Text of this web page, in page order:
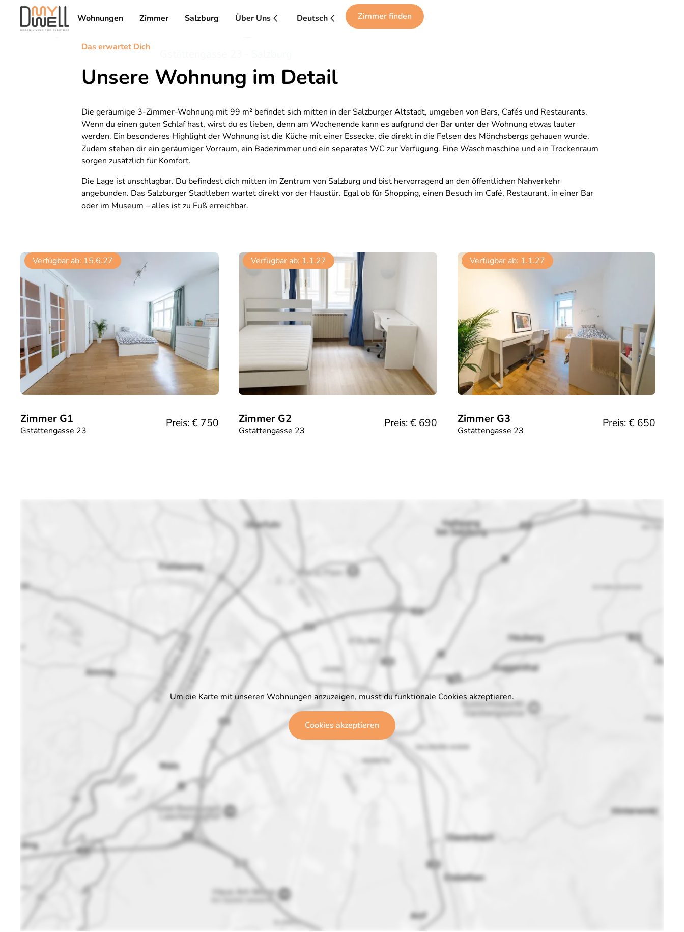
Wohnungen Zimmer Salzburg Über Uns Deutsch Zimmer finden
City Pulse :Co-Living für Nachteulen
Das erwartet Dich
Unsere Wohnung im Detail
Die geräumige 3-Zimmer-Wohnung mit 99 m² befindet sich mitten in der Salzburger Altstadt, umgeben von Bars, Cafés und Restaurants.
Wenn du einen guten Schlaf hast, wirst du es lieben, denn am Wochenende kann es aufgrund der Bar unter der Wohnung etwas lauter
werden. Ein besonderes Highlight der Wohnung ist die Küche mit einer Essecke, die direkt in die Felsen des Mönchsbergs gehauen wurde.
Zudem stehen dir ein geräumiger Vorraum, ein Badezimmer und ein separates WC zur Verfügung. Eine Waschmaschine und ein Trockenraum
sorgen zusätzlich für Komfort.
Die Lage ist unschlagbar. Du befindest dich mitten im Zentrum von Salzburg und bist hervorragend an den öffentlichen Nahverkehr
angebunden. Das Salzburger Stadtleben wartet direkt vor der Haustür. Egal ob für Shopping, einen Besuch im Café, Restaurant, in einer Bar
oder im Museum – alles ist zu Fuß erreichbar.
Verfügbar ab: 15.6.27
Zimmer G1
Gstättengasse 23
Preis: € 750
Verfügbar ab: 1.1.27
Zimmer G2
Gstättengasse 23
Preis: € 690
Verfügbar ab: 1.1.27
Zimmer G3
Gstättengasse 23
Preis: € 650
Um die Karte mit unseren Wohnungen anzuzeigen, musst du funktionale Cookies akzeptieren.
Cookies akzeptieren